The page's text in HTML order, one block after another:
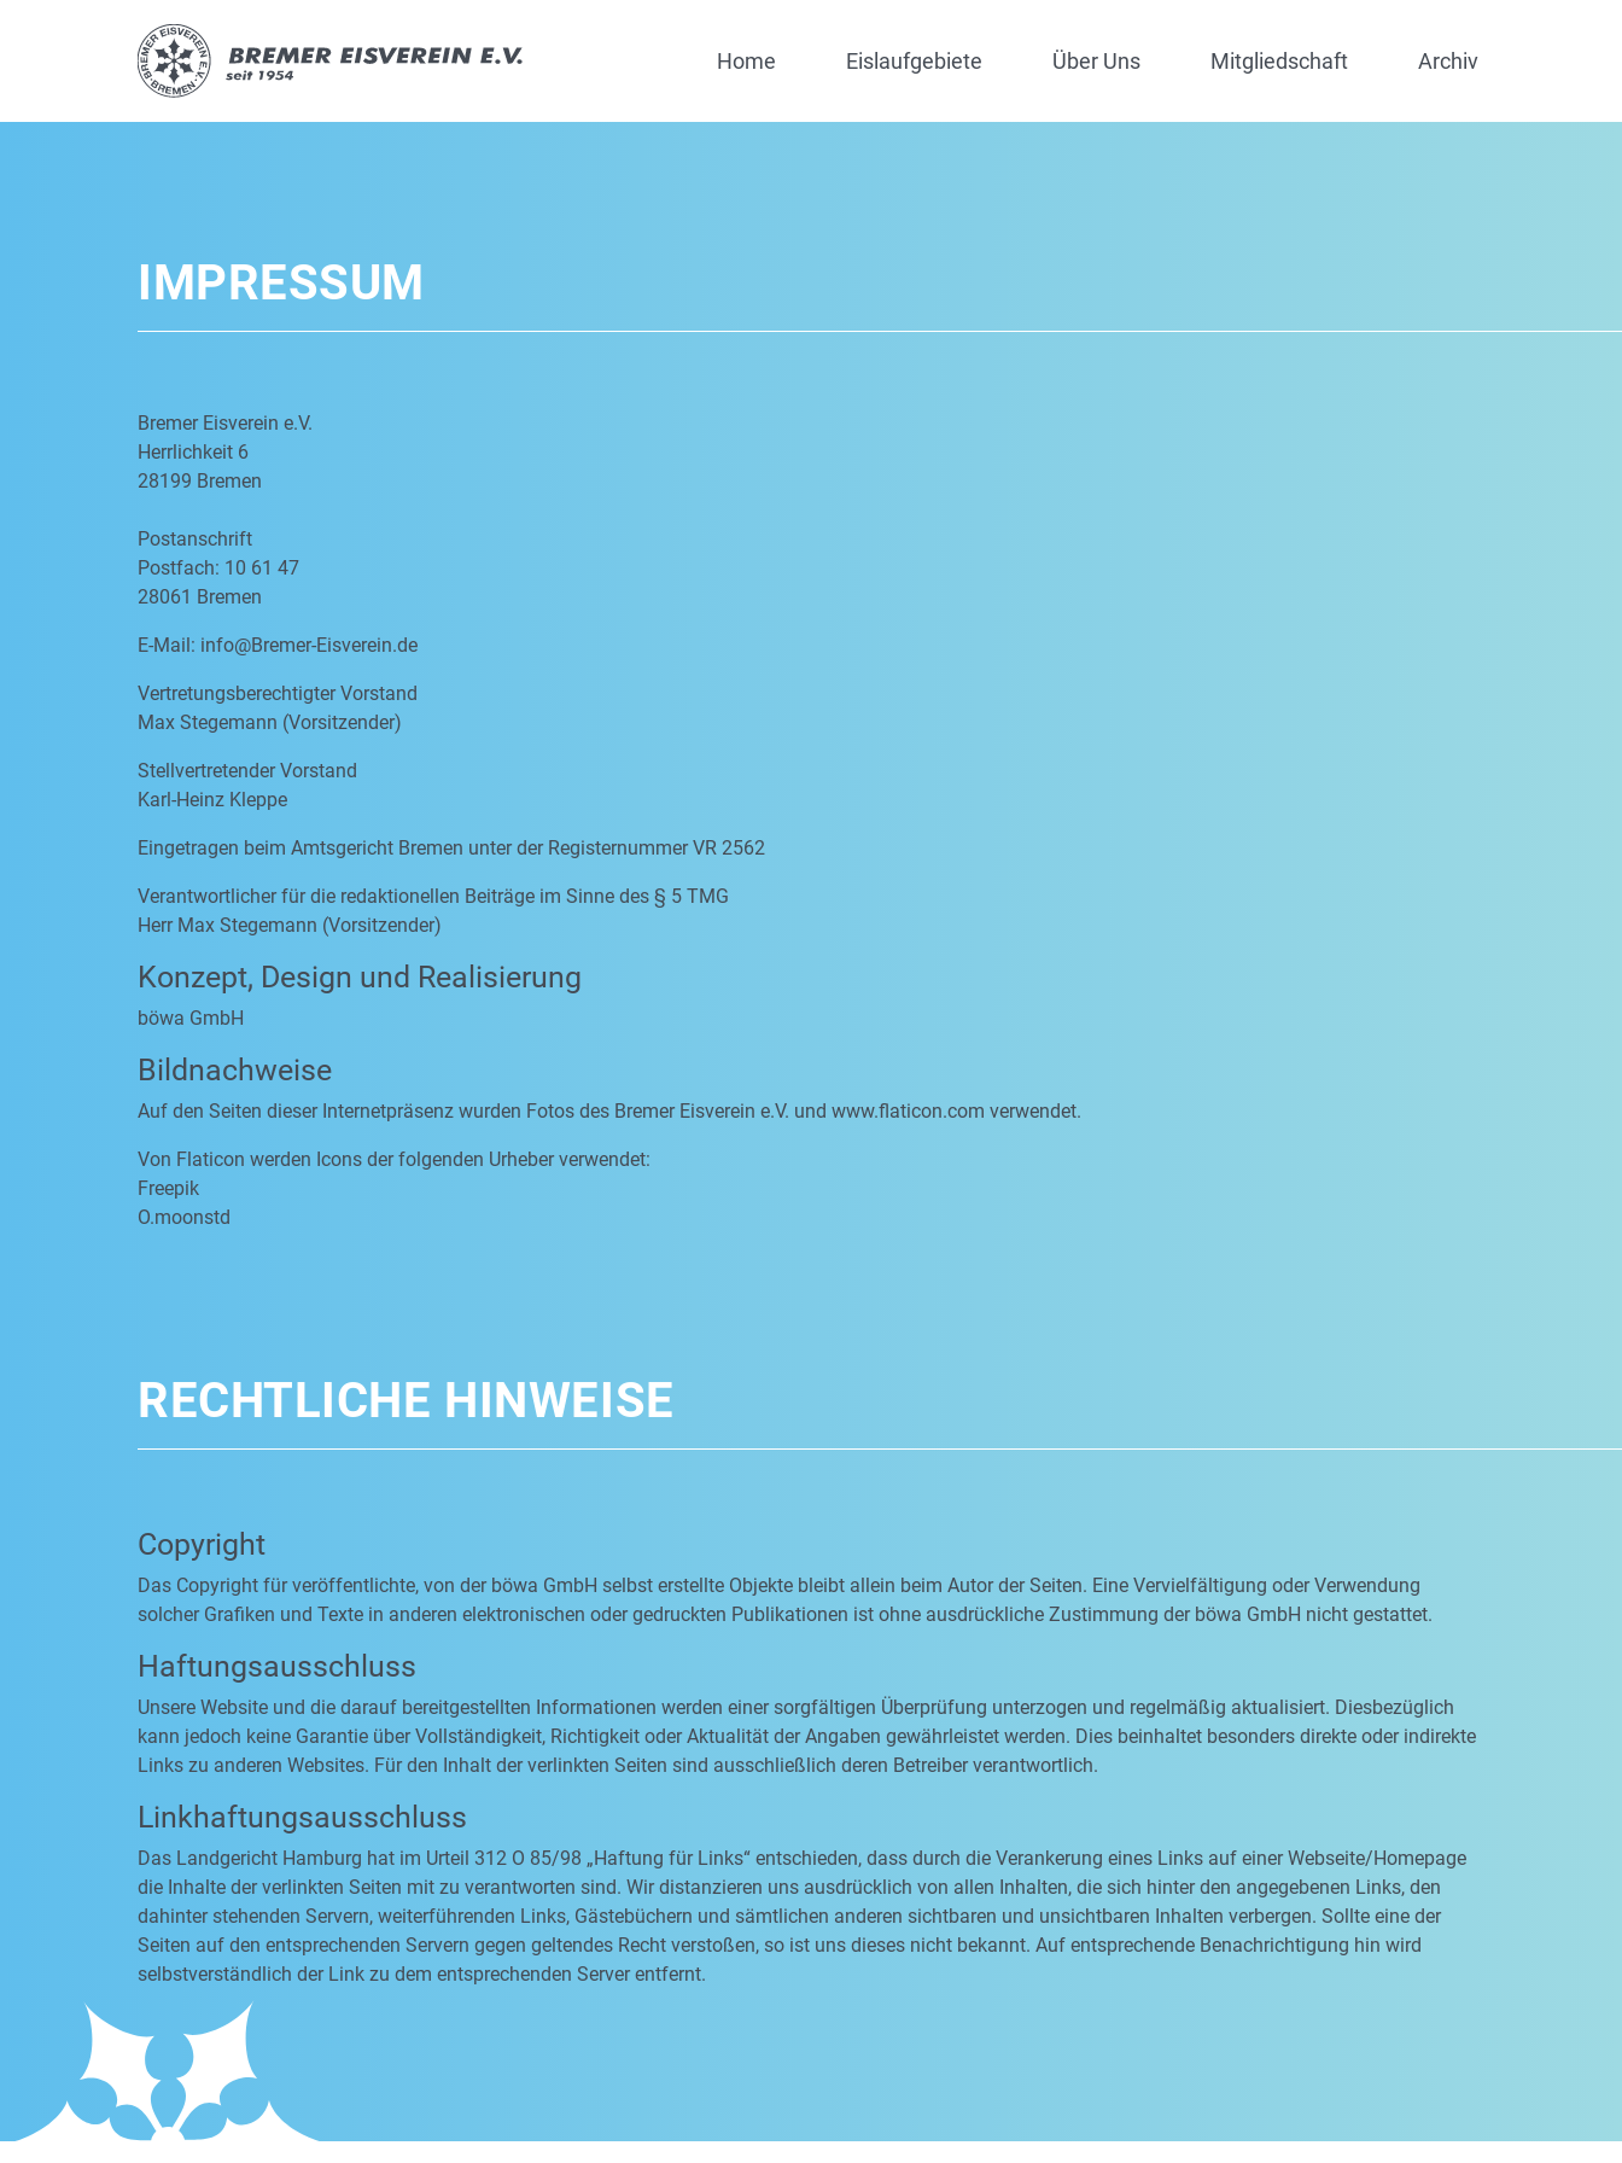
Home Eislaufgebiete Über Uns Mitgliedschaft Archiv
IMPRESSUM
Bremer Eisverein e.V.
Herrlichkeit 6
28199 Bremen
Postanschrift
Postfach: 10 61 47
28061 Bremen
E-Mail: info@Bremer-Eisverein.de
Vertretungsberechtigter Vorstand
Max Stegemann (Vorsitzender)
Stellvertretender Vorstand
Karl-Heinz Kleppe
Eingetragen beim Amtsgericht Bremen unter der Registernummer VR 2562
Verantwortlicher für die redaktionellen Beiträge im Sinne des § 5 TMG
Herr Max Stegemann (Vorsitzender)
Konzept, Design und Realisierung
böwa GmbH
Bildnachweise
Auf den Seiten dieser Internetpräsenz wurden Fotos des Bremer Eisverein e.V. und www.flaticon.com verwendet.
Von Flaticon werden Icons der folgenden Urheber verwendet:
Freepik
O.moonstd
RECHTLICHE HINWEISE
Copyright
Das Copyright für veröffentlichte, von der böwa GmbH selbst erstellte Objekte bleibt allein beim Autor der Seiten. Eine Vervielfältigung oder Verwendung
solcher Grafiken und Texte in anderen elektronischen oder gedruckten Publikationen ist ohne ausdrückliche Zustimmung der böwa GmbH nicht gestattet.
Haftungsausschluss
Unsere Website und die darauf bereitgestellten Informationen werden einer sorgfältigen Überprüfung unterzogen und regelmäßig aktualisiert. Diesbezüglich
kann jedoch keine Garantie über Vollständigkeit, Richtigkeit oder Aktualität der Angaben gewährleistet werden. Dies beinhaltet besonders direkte oder indirekte
Links zu anderen Websites. Für den Inhalt der verlinkten Seiten sind ausschließlich deren Betreiber verantwortlich.
Linkhaftungsausschluss
Das Landgericht Hamburg hat im Urteil 312 O 85/98 „Haftung für Links“ entschieden, dass durch die Verankerung eines Links auf einer Webseite/Homepage
die Inhalte der verlinkten Seiten mit zu verantworten sind. Wir distanzieren uns ausdrücklich von allen Inhalten, die sich hinter den angegebenen Links, den
dahinter stehenden Servern, weiterführenden Links, Gästebüchern und sämtlichen anderen sichtbaren und unsichtbaren Inhalten verbergen. Sollte eine der
Seiten auf den entsprechenden Servern gegen geltendes Recht verstoßen, so ist uns dieses nicht bekannt. Auf entsprechende Benachrichtigung hin wird
selbstverständlich der Link zu dem entsprechenden Server entfernt.